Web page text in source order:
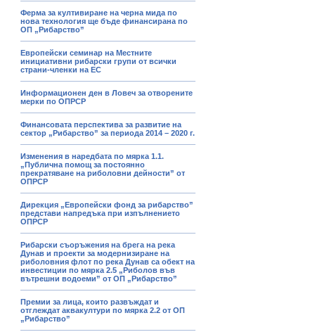
Ферма за култивиране на черна мида по
нова технология ще бъде финансирана по
ОП „Рибарство”
Европейски семинар на Местните
инициативни рибарски групи от всички
страни-членки на ЕС
Информационен ден в Ловеч за отворените
мерки по ОПРСР
Финансовата перспектива за развитие на
сектор „Рибарство” за периода 2014 – 2020 г.
Изменения в наредбата по мярка 1.1.
„Публична помощ за постоянно
прекратяване на риболовни дейности” от
ОПРСР
Дирекция „Европейски фонд за рибарство”
представи напредъка при изпълнението
ОПРСР
Рибарски съоръжения на брега на река
Дунав и проекти за модернизиране на
риболовния флот по река Дунав са обект на
инвестиции по мярка 2.5 „Риболов във
вътрешни водоеми” от ОП „Рибарство”
Премии за лица, които развъждат и
отглеждат аквакултури по мярка 2.2 от ОП
„Рибарство”